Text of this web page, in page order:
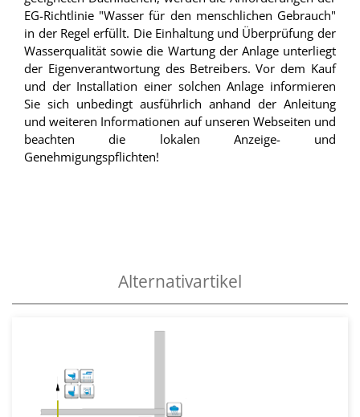
EG-Richtlinie "Wasser für den menschlichen Gebrauch"
in der Regel erfüllt. Die Einhaltung und Überprüfung der
Wasserqualität sowie die Wartung der Anlage unterliegt
der Eigenverantwortung des Betreibers. Vor dem Kauf
und der Installation einer solchen Anlage informieren
Sie sich unbedingt ausführlich anhand der Anleitung
und weiteren Informationen auf unseren Webseiten und
beachten die lokalen Anzeige- und
Genehmigungspflichten!
Alternativartikel